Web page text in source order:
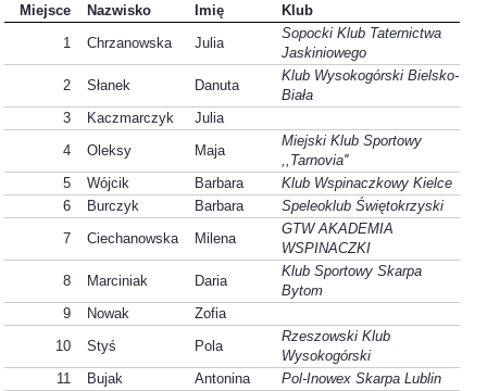
Miejsce Nazwisko Imię
Klub
1
Chrzanowska Julia
Sopocki Klub Taternictwa
Jaskiniowego
2
Słanek Danuta
Klub Wysokogórski Bielsko-
Biała
3
Kaczmarczyk
Julia
4
Oleksy Maja
Miejski Klub Sportowy
,,Tarnovia''
5
Wójcik Barbara
Klub Wspinaczkowy Kielce
6
Burczyk Barbara
Speleoklub Świętokrzyski
7
Ciechanowska Milena
GTW AKADEMIA
WSPINACZKI
8
Marciniak Daria
Klub Sportowy Skarpa
Bytom
9
Nowak
Zofia
10
Styś Pola
Rzeszowski Klub
Wysokogórski
11
Bujak Antonina
Pol-Inowex Skarpa Lublin